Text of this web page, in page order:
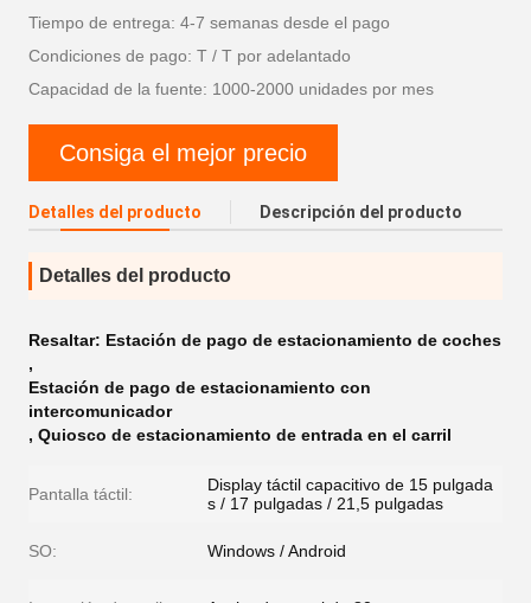
Tiempo de entrega: 4-7 semanas desde el pago
Condiciones de pago: T / T por adelantado
Capacidad de la fuente: 1000-2000 unidades por mes
Consiga el mejor precio
Detalles del producto Descripción del producto
Detalles del producto
Resaltar: Estación de pago de estacionamiento de coches
,
Estación de pago de estacionamiento con
intercomunicador
, Quiosco de estacionamiento de entrada en el carril
Pantalla táctil:
Display táctil capacitivo de 15 pulgada
s / 17 pulgadas / 21,5 pulgadas
SO: Windows / Android